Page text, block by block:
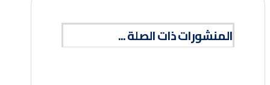
المنشورات ذات الصلة ...